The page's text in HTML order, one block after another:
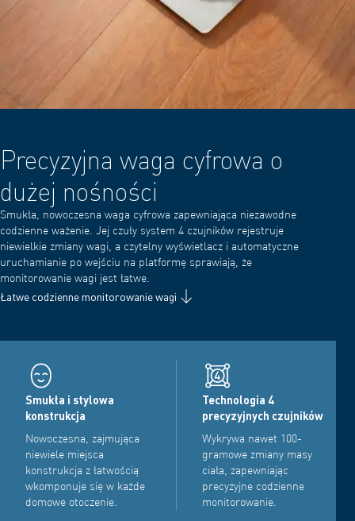
Precyzyjna waga cyfrowa o
dużej nośności
Smukła, nowoczesna waga cyfrowa zapewniająca niezawodne
codzienne ważenie. Jej czuły system 4 czujników rejestruje
niewielkie zmiany wagi, a czytelny wyświetlacz i automatyczne
uruchamianie po wejściu na platformę sprawiają, że
monitorowanie wagi jest łatwe.
Łatwe codzienne monitorowanie wagi
Smukła i stylowa
konstrukcja
Nowoczesna, zajmująca
niewiele miejsca
konstrukcja z łatwością
wkomponuje się w każde
domowe otoczenie.
Technologia 4
precyzyjnych czujników
Wykrywa nawet 100-
gramowe zmiany masy
ciała, zapewniając
precyzyjne codzienne
monitorowanie.